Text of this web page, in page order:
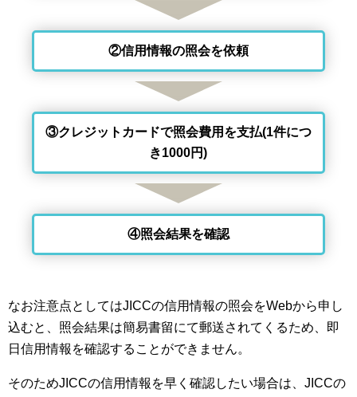
②信用情報の照会を依頼
③クレジットカードで照会費用を支払(1件につ
き1000円)
④照会結果を確認
なお注意点としてはJICCの信用情報の照会をWebから申し
込むと、照会結果は簡易書留にて郵送されてくるため、即
日信用情報を確認することができません。
そのためJICCの信用情報を早く確認したい場合は、JICCの